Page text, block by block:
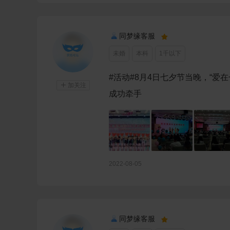
 加关注
同梦缘客服 
1千以下
#活动#8月4日七夕节当晚，“爱
成功牵手
2022-08-05
同梦缘客服 